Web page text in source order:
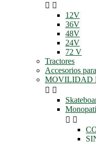
 
12V
36V
48V
24V
72 V
Tractores
Accesorios
MOVILIDAD
 
 